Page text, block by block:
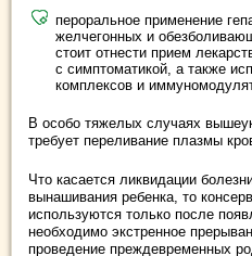
пероральное применение
желчегонных и
стоит отнести прием
с симптоматикой, а также
комплексов и
В особо тяжелых случаях
требует переливание плазмы
Что касается ликвидации
вынашивания ребенка, то
используются только после
необходимо экстренное
проведение преждевременных